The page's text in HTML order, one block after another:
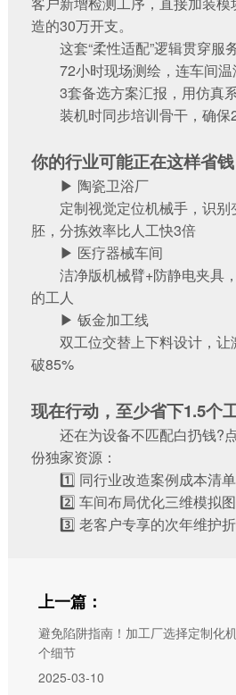
造的30万开支。
这套“柔性适配”逻辑贯穿服
72小时现场测绘，连车间温
3套备选方案汇报，用仿真
装机时同步培训骨干，确保
你的行业可能正在这样省钱‌
▶ 陶瓷卫浴厂
定制视觉定位机械手，识别
胚，分拣效率比人工快3倍
▶ 医疗器械车间
洁净版机械臂+防静电夹具
的工人
▶ 钣金加工线
双工位交替上下料设计，让
破85%
现在行动，至少省下1.5个
还在为设备不匹配白扔钱?
份独家资源：
1️⃣ 同行业改造案例成本清单
2️⃣ 车间布局优化三维模拟图
3️⃣ 老客户专享的次年维护
上一篇：
避免陷阱指南！加工厂选择定制化
个细节
2025-03-10